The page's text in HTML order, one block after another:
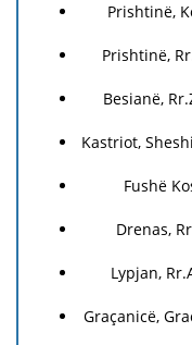
Prishtinë,
Prishtinë,
Besianë,
Kastriot,
Fushë
Drenas,
Lypjan,
Graçanicë,